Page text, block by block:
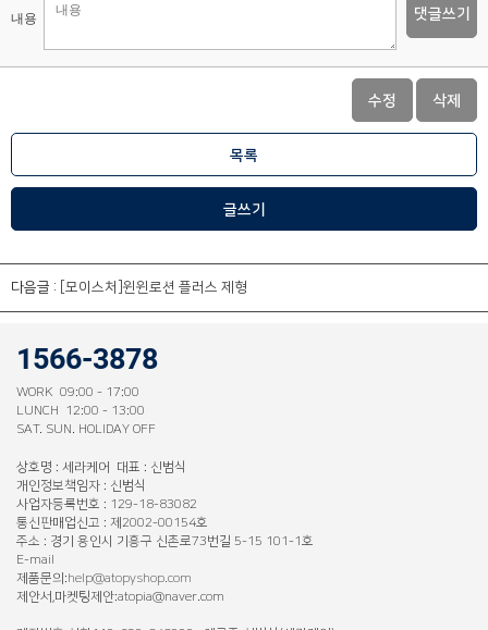
내용 댓글쓰기
수정 삭제
목록
글쓰기
다음글 : [모이스처]윈윈로션 플러스 제형
1566-3878
WORK 09:00 - 17:00
LUNCH 12:00 - 13:00
SAT. SUN. HOLIDAY OFF
상호명 : 세라케어 대표 : 신범식
개인정보책임자 : 신범식
사업자등록번호 : 129-18-83082
통신판매업신고 : 제2002-00154호
주소 : 경기 용인시 기흥구 신촌로73번길 5-15 101-1호
E-mail
제품문의:help@atopyshop.com
제안서,마켓팅제안:atopia@naver.com